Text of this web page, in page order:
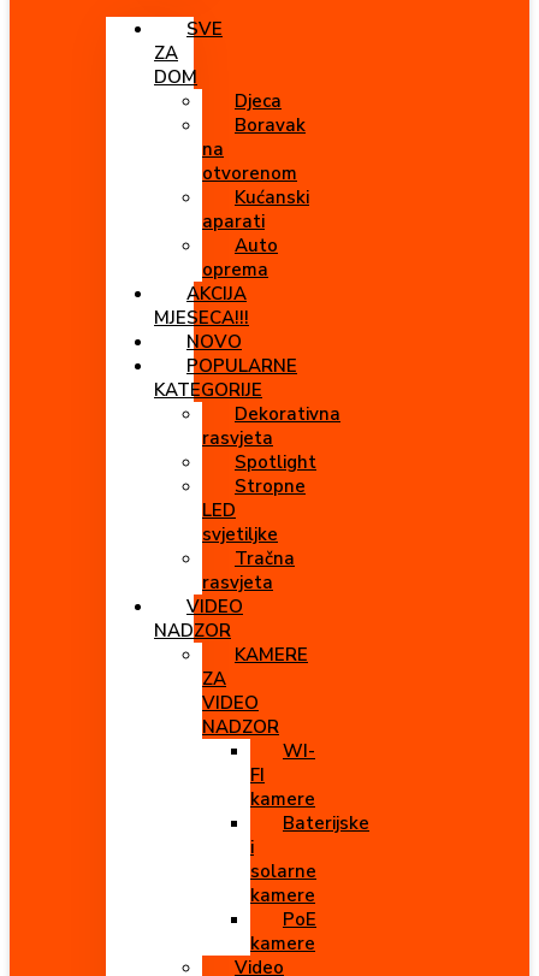
SVE
ZA
DOM
Djeca
Boravak
na
otvorenom
Kućanski
aparati
Auto
oprema
AKCIJA
MJESECA!!!
NOVO
POPULARNE
KATEGORIJE
Dekorativna
rasvjeta
Spotlight
Stropne
LED
svjetiljke
Tračna
rasvjeta
VIDEO
NADZOR
KAMERE
ZA
VIDEO
NADZOR
WI-
FI
kamere
Baterijske
i
solarne
kamere
PoE
kamere
Video